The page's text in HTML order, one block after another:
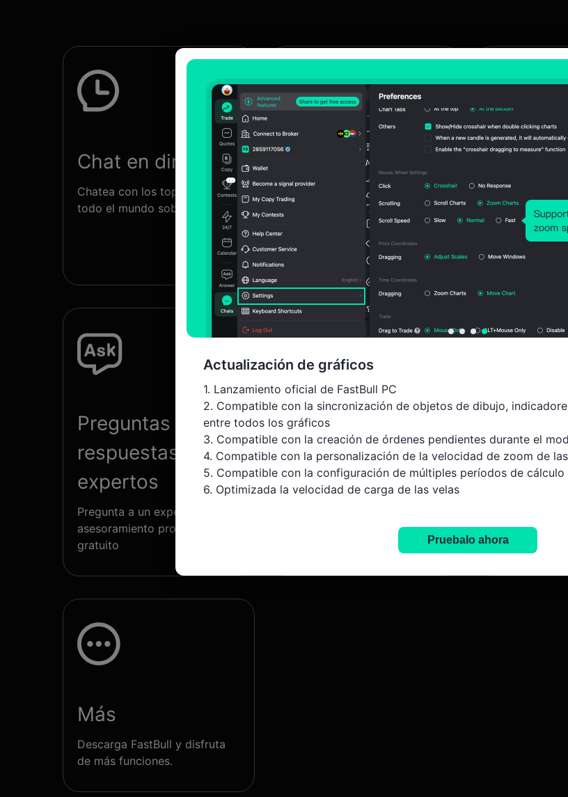
Chat en directo
Chatea con los top traders de
todo el mundo sobre trading
Gráficos sociales
Analizar el mercado, discutir
transacciones, suscribirse a
Copia
Sigue a los
obtén
Preguntas y
respuestas con
expertos
Pregunta a un experto y obtén
asesoramiento profesional
gratuito
Análisis de
trading
Observe y aprenda la lógica
comercial de los expertos en
Las
de los datos
Más
Descarga FastBull y disfruta
de más funciones.
Actualización de gráficos
1. Lanzamiento oficial de FastBull PC
2. Compatible con la sincronización de objetos de dibujo,
entre todos los gráficos
3. Compatible con la creación de órdenes pendientes durante el
4. Compatible con la personalización de la velocidad de zoom de
5. Compatible con la configuración de múltiples períodos de
6. Optimizada la velocidad de carga de las velas
Pruebalo ahora